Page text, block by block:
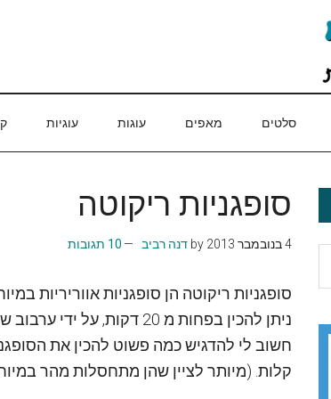
סלטים מאפים עוגות עוגיות
סופגניות ריקוטה
4 בנובמבר 2013 דנה רביב 10 תגובות
סופגניות ריקוטה הן סופגניות אווריריות
ניתן להכין בפחות מ 20 דקות, על ידי ערבוב של מספר מרכיבים בקערה.
חשוב לי להדגיש כמה פשוט להכין את
קלות. (מיותר לציין שהן מתחסלות מהר